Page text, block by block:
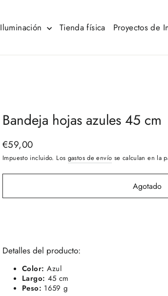
Iluminación Tienda física Proyectos de
Bandeja hojas azules 45 cm
Precio
habitual
€59,00
Impuesto incluido. Los gastos de envío se calculan en la
Agotado
Detalles del producto:
Color: Azul
Largo: 45 cm
Peso: 1659 g